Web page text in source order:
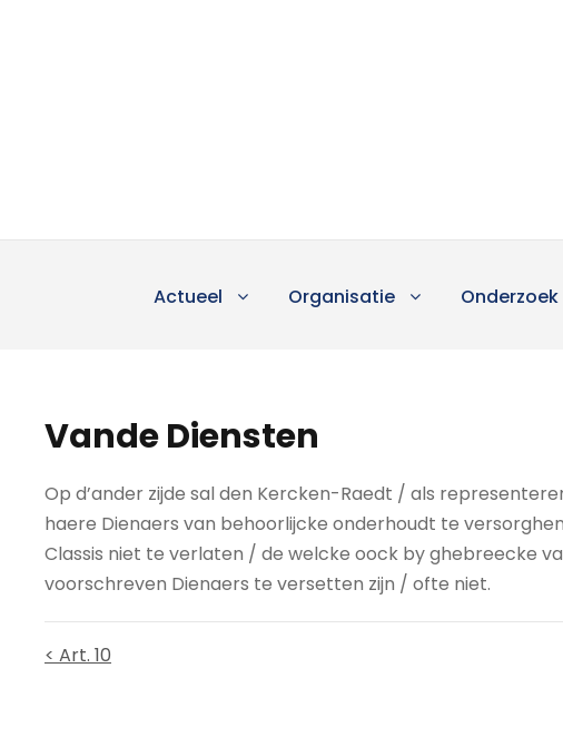
Actueel Organisatie Onderzoek
Vande Diensten
Op d’ander zijde sal den Kercken-Raedt / als
haere Dienaers van behoorlijcke onderhoudt te
Classis niet te verlaten / de welcke oock by ghebreecke
voorschreven Dienaers te versetten zijn / ofte niet.
< Art. 10